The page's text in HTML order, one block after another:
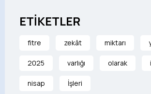
ETİKETLER
fitre zekât miktarı
2025 varlığı olarak
nisap İşleri